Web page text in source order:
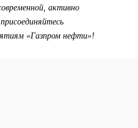
активно
«Газпром нефти»!